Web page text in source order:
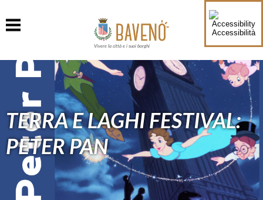
Accessibilità
Vivere la città e i suoi borghi
TERRA E LAGHI FESTIVAL:
PETER PAN